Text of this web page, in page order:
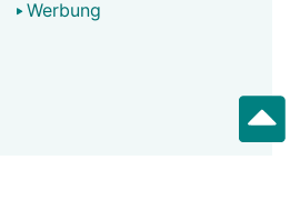
Werbung